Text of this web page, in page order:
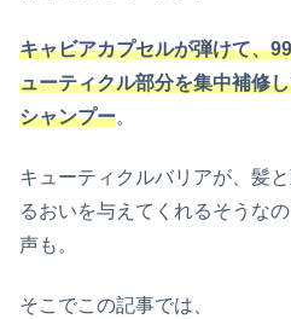
キャビアカプセルが弾けて、
ューティクル部分を集中補修
シャンプー。
キューティクルバリアが、髪
るおいを与えてくれるそうな
声も。
そこでこの記事では、